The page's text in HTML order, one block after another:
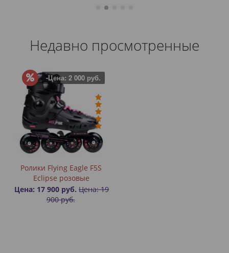
Недавно просмотренные
-Цена: 2 000 руб.
Ролики Flying Eagle F5S
Eclipse розовые
Цена: 17 900 руб. Цена: 19
900 руб.